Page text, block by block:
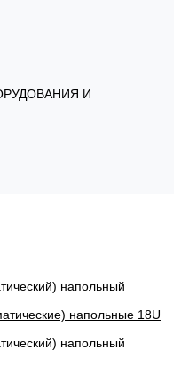
И
напольный
напольные 18U
напольный